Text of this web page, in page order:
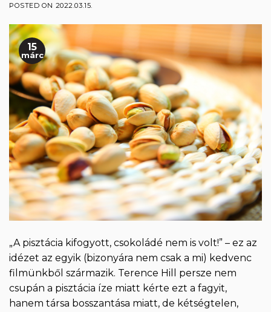
POSTED ON 2022.03.15.
15
márc
„A pisztácia kifogyott, csokoládé nem is volt!” – ez az
idézet az egyik (bizonyára nem csak a mi) kedvenc
filmünkből származik. Terence Hill persze nem
csupán a pisztácia íze miatt kérte ezt a fagyit,
hanem társa bosszantása miatt, de kétségtelen,